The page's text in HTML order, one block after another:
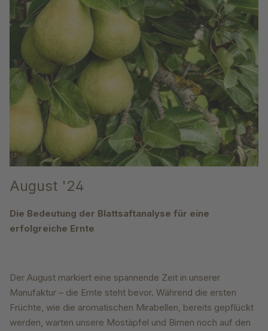
August '24
Die Bedeutung der Blattsaftanalyse für eine
erfolgreiche Ernte
Der August markiert eine spannende Zeit in unserer
Manufaktur – die Ernte steht bevor. Während die ersten
Früchte, wie die aromatischen Mirabellen, bereits gepflückt
werden, warten unsere Mostäpfel und Birnen noch auf den